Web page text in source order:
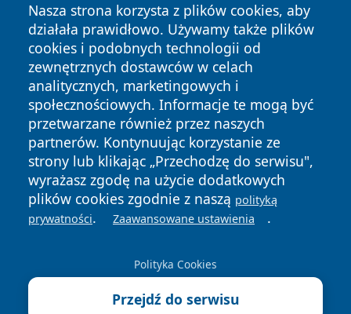
Nasza strona korzysta z plików cookies, aby
działała prawidłowo. Używamy także plików
cookies i podobnych technologii od
zewnętrznych dostawców w celach
analitycznych, marketingowych i
społecznościowych. Informacje te mogą być
przetwarzane również przez naszych
partnerów. Kontynuując korzystanie ze
strony lub klikając „Przechodzę do serwisu",
wyrażasz zgodę na użycie dodatkowych
plików cookies zgodnie z naszą polityką
prywatności. Zaawansowane ustawienia .
Polityka Cookies
Przejdź do serwisu
Copyright © 2026 nowosadecki24.pl Wszystkie prawa
zastrzeżone.
News Autorzy
Polityka
Prywatności
Polityka
Cookies